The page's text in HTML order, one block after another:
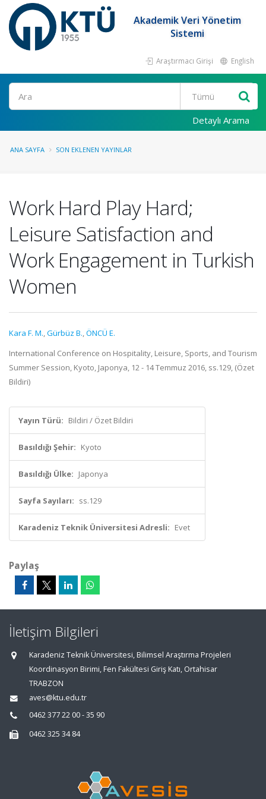
Akademik Veri Yönetim
Sistemi
Araştırmacı Girişi English
Ara
Detaylı Arama
ANA SAYFA SON EKLENEN YAYINLAR
Work Hard Play Hard;
Leisure Satisfaction and
Work Engagement in Turkish
Women
Kara F. M.,Gürbüz B.,ÖNCÜ E.
International Conference on Hospitality, Leisure, Sports, and Tourism
Summer Session, Kyoto, Japonya, 12 - 14 Temmuz 2016, ss.129, (Özet
Bildiri)
Yayın Türü: Bildiri / Özet Bildiri
Basıldığı Şehir: Kyoto
Basıldığı Ülke: Japonya
Sayfa Sayıları: ss.129
Karadeniz Teknik Üniversitesi Adresli: Evet
Paylaş
İletişim Bilgileri
Karadeniz Teknik Üniversitesi, Bilimsel Araştırma Projeleri
Koordinasyon Birimi, Fen Fakültesi Giriş Katı, Ortahisar
TRABZON
aves@ktu.edu.tr
0462 377 22 00 - 35 90
0462 325 34 84